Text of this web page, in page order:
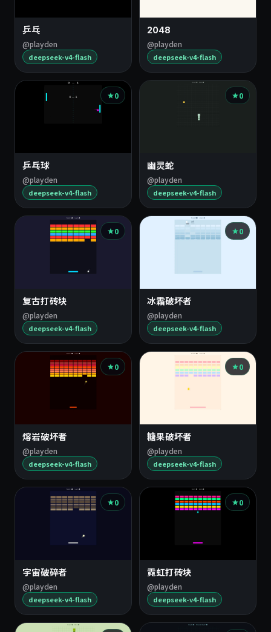
乒乓
@playden
deepseek-v4-flash
2048
@playden
deepseek-v4-flash
0
乒乓球
@playden
deepseek-v4-flash
0
幽灵蛇
@playden
deepseek-v4-flash
0
复古打砖块
@playden
deepseek-v4-flash
0
冰霜破坏者
@playden
deepseek-v4-flash
0
熔岩破坏者
@playden
deepseek-v4-flash
0
糖果破坏者
@playden
deepseek-v4-flash
0
宇宙破碎者
@playden
deepseek-v4-flash
0
霓虹打砖块
@playden
deepseek-v4-flash